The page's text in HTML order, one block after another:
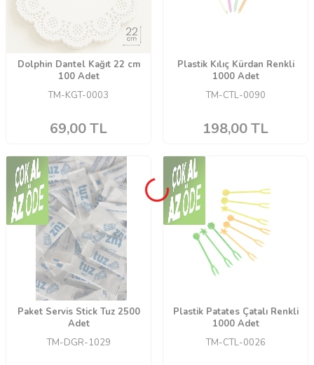
Dolphin Dantel Kağıt 22 cm
100 Adet
TM-KGT-0003
69,00TL
Plastik Kılıç Kürdan Renkli
1000 Adet
TM-CTL-0090
198,00TL
Paket Servis Stick Tuz 2500
Adet
TM-DGR-1029
Plastik Patates Çatalı Renkli
1000 Adet
TM-CTL-0026